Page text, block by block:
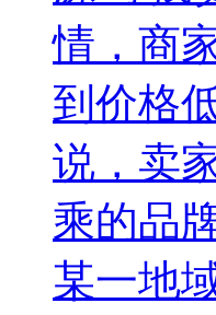
情，商
到价格
说，卖
乘的品
某一地